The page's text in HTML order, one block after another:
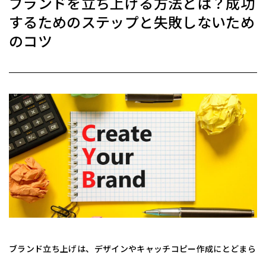
するためのステップと失敗しないため
のコツ
ブランド立ち上げは、デザインやキャッチコピー作成にとどまら